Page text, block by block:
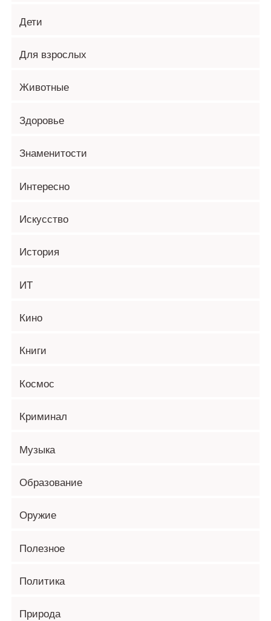
Дети
Для взрослых
Животные
Здоровье
Знаменитости
Интересно
Искусство
История
ИТ
Кино
Книги
Космос
Криминал
Музыка
Образование
Оружие
Полезное
Политика
Природа